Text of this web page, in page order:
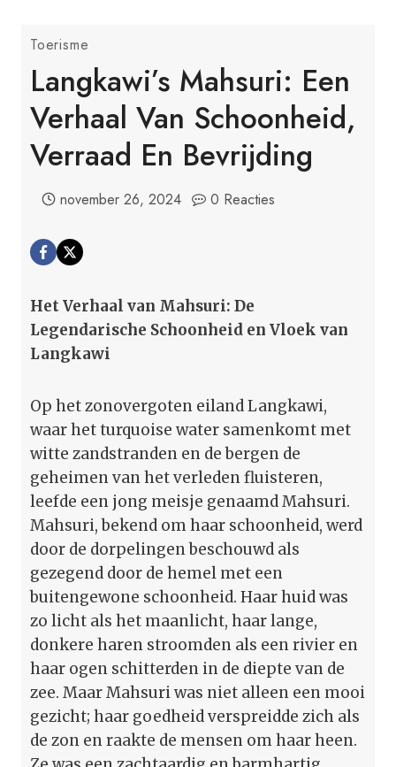
Toerisme
Langkawi’s Mahsuri: Een
Verhaal Van Schoonheid,
Verraad En Bevrijding
november 26, 2024 0 Reacties
Het Verhaal van Mahsuri: De
Legendarische Schoonheid en Vloek van
Langkawi
Op het zonovergoten eiland Langkawi,
waar het turquoise water samenkomt met
witte zandstranden en de bergen de
geheimen van het verleden fluisteren,
leefde een jong meisje genaamd Mahsuri.
Mahsuri, bekend om haar schoonheid, werd
door de dorpelingen beschouwd als
gezegend door de hemel met een
buitengewone schoonheid. Haar huid was
zo licht als het maanlicht, haar lange,
donkere haren stroomden als een rivier en
haar ogen schitterden in de diepte van de
zee. Maar Mahsuri was niet alleen een mooi
gezicht; haar goedheid verspreidde zich als
de zon en raakte de mensen om haar heen.